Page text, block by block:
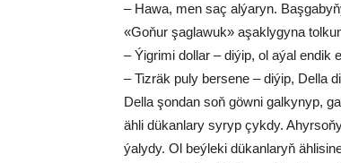
– Ha­wa, men saç al­ýa­ryn.
«Go­ňur şag­la­wuk» aşak­ly­gy­na
– Ýig­ri­mi dol­lar – di­ýip, ol aýal en­dik
– Tiz­räk pu­ly ber­se­ne – di­ýip, Del­la
Del­la şon­dan soň göw­ni gal­ky­nyp,
äh­li dü­kan­la­ry sy­ryp çyk­dy.
ýa­ly­dy. Ol beý­le­ki dü­kan­la­ryň